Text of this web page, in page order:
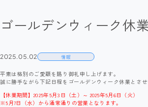
ゴールデンウィーク休
2025.05.02 情報
平素は格別のご愛顧を賜り御礼申し上げます。
誠に勝手ながら下記日程をゴールデンウィーク休業とさせ
【休業期間】2025年5月3日（土）～ 2025年5月6日（火）
※5月7日（水）から通常通りの営業となります。